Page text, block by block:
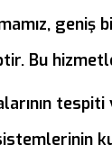
geniş
Bu
tespiti